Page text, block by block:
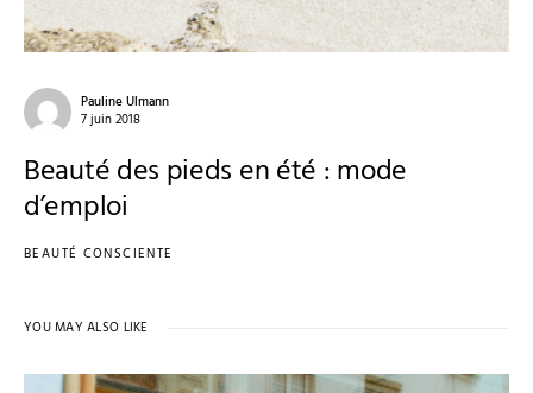
Pauline Ulmann
7 juin 2018
Beauté des pieds en été : mode
d’emploi
BEAUTÉ CONSCIENTE
YOU MAY ALSO LIKE